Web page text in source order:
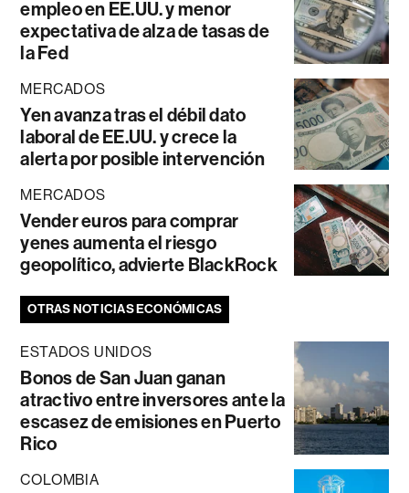
empleo en EE.UU. y menor
expectativa de alza de tasas de
la Fed
MERCADOS
Yen avanza tras el débil dato
laboral de EE.UU. y crece la
alerta por posible intervención
MERCADOS
Vender euros para comprar
yenes aumenta el riesgo
geopolítico, advierte BlackRock
OTRAS NOTICIAS ECONÓMICAS
ESTADOS UNIDOS
Bonos de San Juan ganan
atractivo entre inversores ante la
escasez de emisiones en Puerto
Rico
COLOMBIA